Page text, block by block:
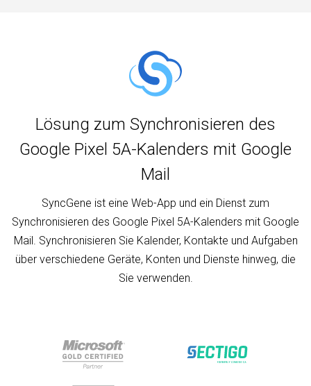
Lösung zum Synchronisieren des
Google Pixel 5A-Kalenders mit Google
Mail
SyncGene ist eine Web-App und ein Dienst zum
Synchronisieren des Google Pixel 5A-Kalenders mit Google
Mail. Synchronisieren Sie Kalender, Kontakte und Aufgaben
über verschiedene Geräte, Konten und Dienste hinweg, die
Sie verwenden.